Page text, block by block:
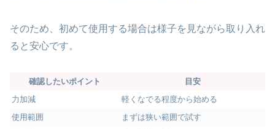
そのため、初めて使用する場合は様子を見ながら取り入れ
ると安心です。
確認したいポイント
目安
力加減
軽くなでる程度から始める
使用範囲
まずは狭い範囲で試す